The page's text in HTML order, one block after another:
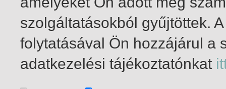
1-2 / total 2 hit
szolgáltatásokból gyűjtöttek.
folytatásával Ön hozzájárul a
adatkezelési tájékoztatónkat